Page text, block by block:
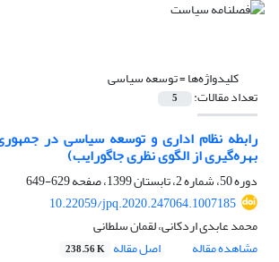
کلیدواژه‌ها =توسعه سیاسی
تعداد مقالات: 5
رابطه نظام اداری و توسعه سیاسی در
بهره‌گیری از الگوی نظری جاگورایب)
دوره 50، شماره 2، تابستان 1399، صفحه
629-649
10.22059/jpq.2020.247064.1007185
محمد عابدی اردکانی، لقمان سلطانی
مشاهده مقاله
اصل مقاله 238.56 K